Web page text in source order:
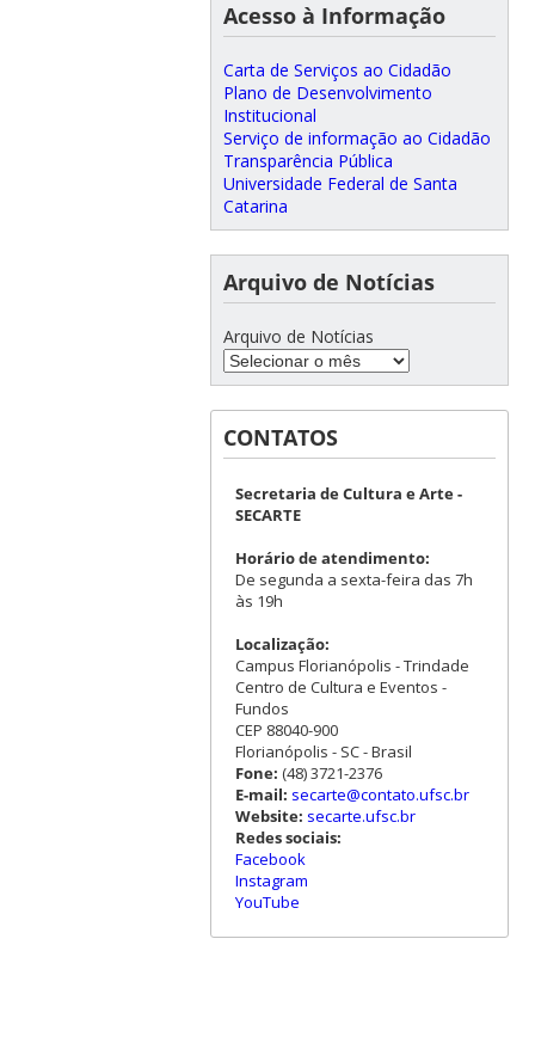
Acesso à Informação
Carta de Serviços ao Cidadão
Plano de Desenvolvimento
Institucional
Serviço de informação ao Cidadão
Transparência Pública
Universidade Federal de Santa
Catarina
Arquivo de Notícias
Arquivo de Notícias
CONTATOS
Secretaria de Cultura e Arte -
SECARTE
Horário de atendimento:
De segunda a sexta-feira das 7h
às 19h
Localização:
Campus Florianópolis - Trindade
Centro de Cultura e Eventos -
Fundos
CEP 88040-900
Florianópolis - SC - Brasil
Fone: (48) 3721-2376
E-mail: secarte@contato.ufsc.br
Website: secarte.ufsc.br
Redes sociais:
Facebook
Instagram
YouTube